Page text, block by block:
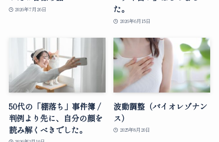
2026年7月26日
た。
2026年6月15日
50代の「棚落ち」事件簿 /
判例より先に、自分の顔を
読み解くべきでした。
波動調整（バイオレゾナン
ス）
2025年8月20日